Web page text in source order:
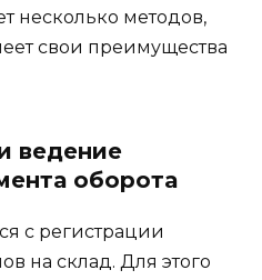
несколько методов,
свои преимущества
ведение
оборота
с регистрации
на склад. Для этого